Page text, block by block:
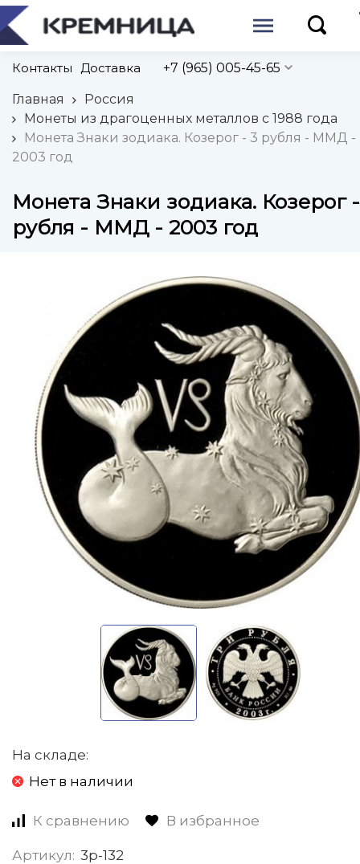
Контакты Доставка +7 (965) 005-45-65
Главная
Россия
Монеты из драгоценных металлов с 1988 года
Монета Знаки зодиака. Козерог - 3 рубля - ММД -
2003 год
Монета Знаки зодиака. Козерог
рубля - ММД - 2003 год
На складе:
Нет в наличии
К сравнению В избранное
Артикул: 3р-132